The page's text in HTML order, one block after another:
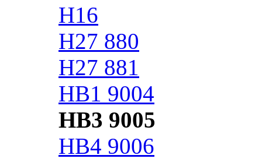
H16
H27 880
H27 881
HB1 9004
HB3 9005
HB4 9006